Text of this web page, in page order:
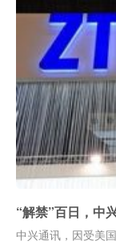
“解禁”百日，中
中兴通讯，因受美